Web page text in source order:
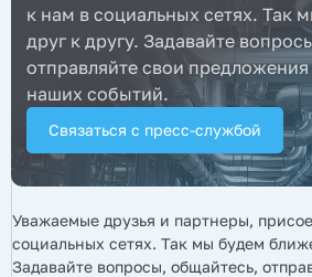
к нам в социальных сетях. Так
друг к другу. Задавайте
отправляйте свои предложения
наших событий.
Связаться с пресс-службой
Уважаемые друзья и партнеры,
социальных сетях. Так мы будем
Задавайте вопросы, общайтесь,